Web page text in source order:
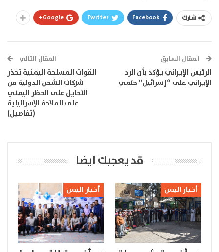
شارك Facebook
Twitter
Google+
المقال السابق
الرئيس الإيراني يؤكد بأن الرد
الإيراني على “إسرائيل” حتمي
المقال التالي
القوات المسلحة اليمنية تحذر
شركات الشحن الدولية من
التحايل على الحظر اليمني
على الملاحة الإسرائيلية
(تفاصيل)
قد يعجبك ايضا
أخبار اليمن أخبار اليمن